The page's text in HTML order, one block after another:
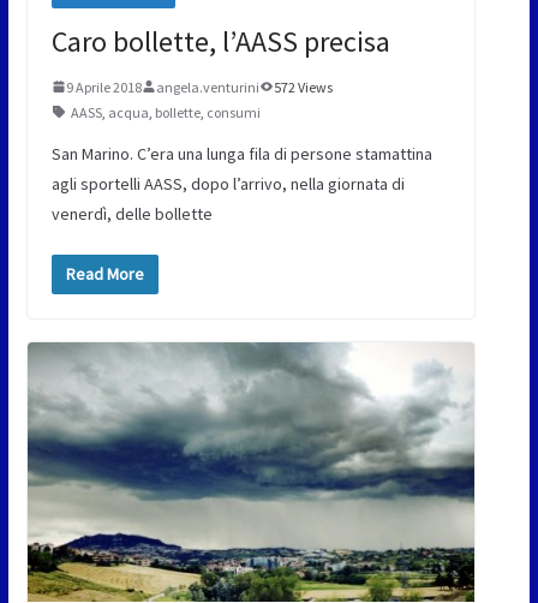
Caro bollette, l’AASS precisa
9 Aprile 2018 angela.venturini
572 Views
AASS, acqua bollette, consumi
San Marino. C’era una lunga fila di persone stamattina
agli sportelli AASS, dopo l’arrivo, nella giornata di
venerdì, delle bollette
Read More